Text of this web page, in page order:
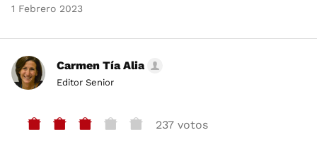
1 Febrero 2023
Carmen Tía Alia
Editor Senior
237 votos